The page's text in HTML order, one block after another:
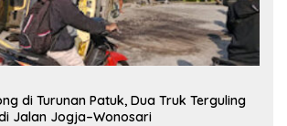
di Turunan Patuk, Dua Truk Terguling
Jalan Jogja–Wonosari